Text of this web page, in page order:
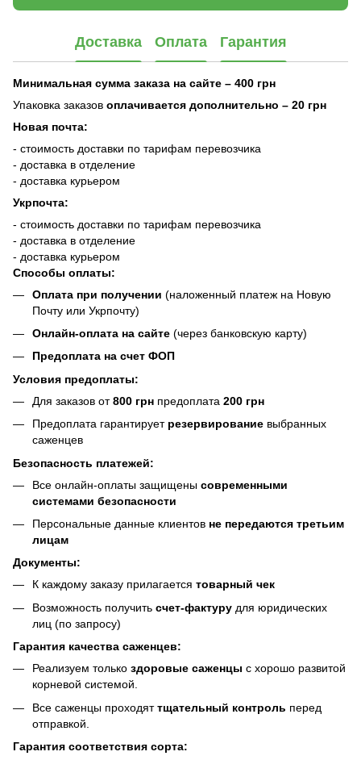
Доставка Оплата Гарантия
Минимальная сумма заказа на сайте – 400 грн
Упаковка заказов оплачивается дополнительно – 20 грн
Новая почта:
- стоимость доставки по тарифам перевозчика
- доставка в отделение
- доставка курьером
Укрпочта:
- стоимость доставки по тарифам перевозчика
- доставка в отделение
- доставка курьером
Способы оплаты:
Оплата при получении (наложенный платеж на Новую
Почту или Укрпочту)
Онлайн-оплата на сайте (через банковскую карту)
Предоплата на счет ФОП
Условия предоплаты:
Для заказов от800 грн предоплата 200 грн
Предоплата гарантирует резервирование выбранных
саженцев
Безопасность платежей:
Все онлайн-оплаты защищены современными
системами безопасности
Персональные данные клиентов не передаются третьим
лицам
Документы:
К каждому заказу прилагается товарный чек
Возможность получить счет-фактуру для юридических
лиц (по запросу)
Гарантия качества саженцев:
Реализуем только здоровые саженцы с хорошо развитой
корневой системой.
Все саженцы проходяттщательный контроль перед
отправкой.
Гарантия соответствия сорта: